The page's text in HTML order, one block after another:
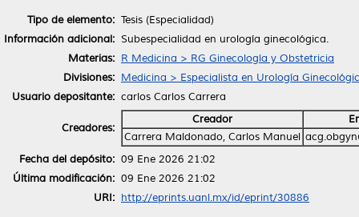
Tipo de elemento: Tesis (Especialidad)
Información adicional: Subespecialidad en urología ginecológica.
Materias: R Medicina > RG Ginecología y Obstetricia
Divisiones: Medicina > Especialista en Urología
Usuario depositante: carlos Carlos Carrera
Creadores:
Creador
Carrera Maldonado, Carlos Manuel
Fecha del depósito: 09 Ene 2026 21:02
Última modificación: 09 Ene 2026 21:02
URI: http://eprints.uanl.mx/id/eprint/30886